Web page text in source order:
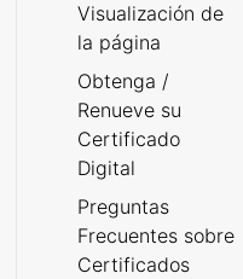
Visualización de
la página
Obtenga /
Renueve su
Certificado
Digital
Preguntas
Frecuentes sobre
Certificados